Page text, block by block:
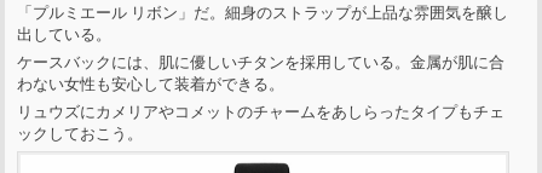
「プルミエール リボン」だ。細身のストラップが上品な雰囲気を醸し
出している。
ケースバックには、肌に優しいチタンを採用している。金属が肌に合
わない女性も安心して装着ができる。
リュウズにカメリアやコメットのチャームをあしらったタイプもチェ
ックしておこう。